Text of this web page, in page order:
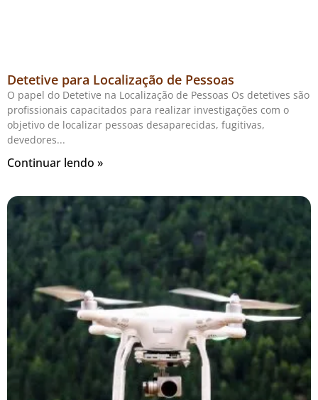
Detetive para Localização de Pessoas
O papel do Detetive na Localização de Pessoas Os detetives são
profissionais capacitados para realizar investigações com o
objetivo de localizar pessoas desaparecidas, fugitivas,
devedores
Continuar lendo »